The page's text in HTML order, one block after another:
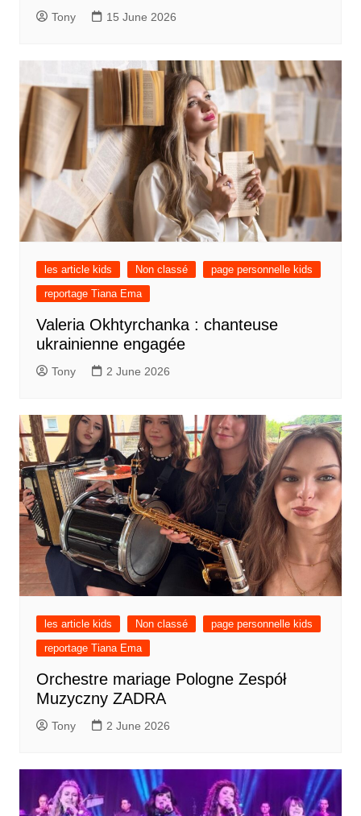
Tony 15 June 2026
les article kids Non classé
page personnelle kids
reportage Tiana Ema
Valeria Okhtyrchanka : chanteuse
ukrainienne engagée
Tony 2 June 2026
les article kids Non classé
page personnelle kids
reportage Tiana Ema
Orchestre mariage Pologne Zespół
Muzyczny ZADRA
Tony 2 June 2026